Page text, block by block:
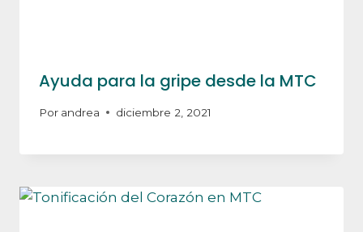
Ayuda para la gripe desde la MTC
Por andrea diciembre 2, 2021